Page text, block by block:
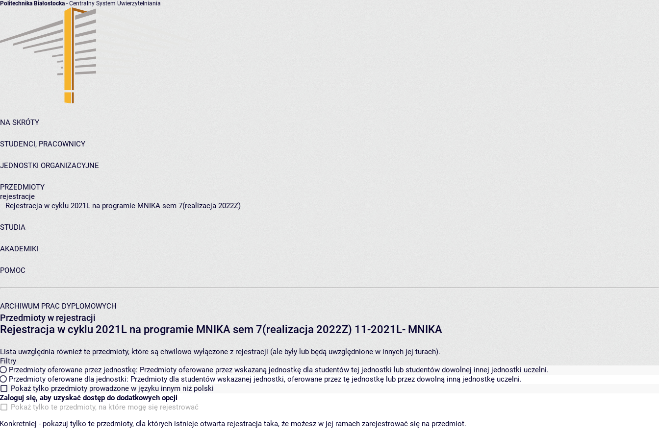
Politechnika Białostocka - Centralny System Uwierzytelniania
NA SKRÓTY
STUDENCI, PRACOWNICY
JEDNOSTKI ORGANIZACYJNE
PRZEDMIOTY
rejestracje
Rejestracja w cyklu 2021L na programie MNIKA sem 7(realizacja 2022Z)
STUDIA
AKADEMIKI
POMOC
ARCHIWUM PRAC DYPLOMOWYCH
Przedmioty w rejestracji
Rejestracja w cyklu 2021L na programie MNIKA sem 7(realizacja 2022Z) 11-2021L- MNIKA
Lista uwzględnia również te przedmioty, które są chwilowo wyłączone z rejestracji (ale były lub będą uwzględnione w innych jej turach).
Filtry
Przedmioty oferowane przez jednostkę: Przedmioty oferowane przez wskazaną jednostkę dla studentów tej jednostki lub studentów dowolnej innej jednostki uczelni.
Przedmioty oferowane dla jednostki: Przedmioty dla studentów wskazanej jednostki, oferowane przez tę jednostkę lub przez dowolną inną jednostkę uczelni.
Pokaż tylko przedmioty prowadzone w języku innym niż polski
Zaloguj się, aby uzyskać dostęp do dodatkowych opcji
Pokaż tylko te przedmioty, na które mogę się rejestrować
Konkretniej - pokazuj tylko te przedmioty, dla których istnieje otwarta rejestracja taka, że możesz w jej ramach zarejestrować się na przedmiot.